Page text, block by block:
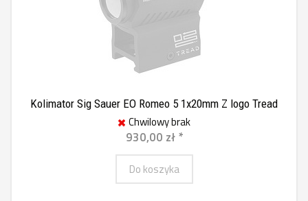
Kolimator Sig Sauer EO Romeo 5 1x20mm Z logo Tread
Chwilowy brak
930,00 zł *
Do koszyka